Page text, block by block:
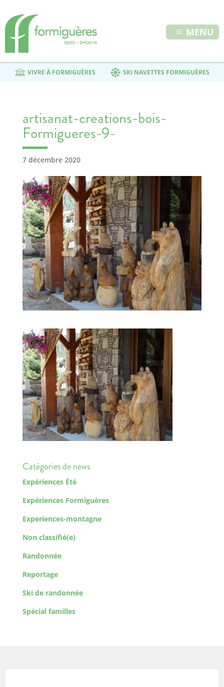
MENU
VIVRE À FORMIGUÈRES SKI NAVETTES FORMIGUÈRES
artisanat-creations-bois-
Formigueres-9-
7 décembre 2020
Catégories de news
Expériences Été
Expériences Formiguères
Experiences-montagne
Non classifié(e)
Randonnée
Reportage
Ski de randonnée
Spécial familles